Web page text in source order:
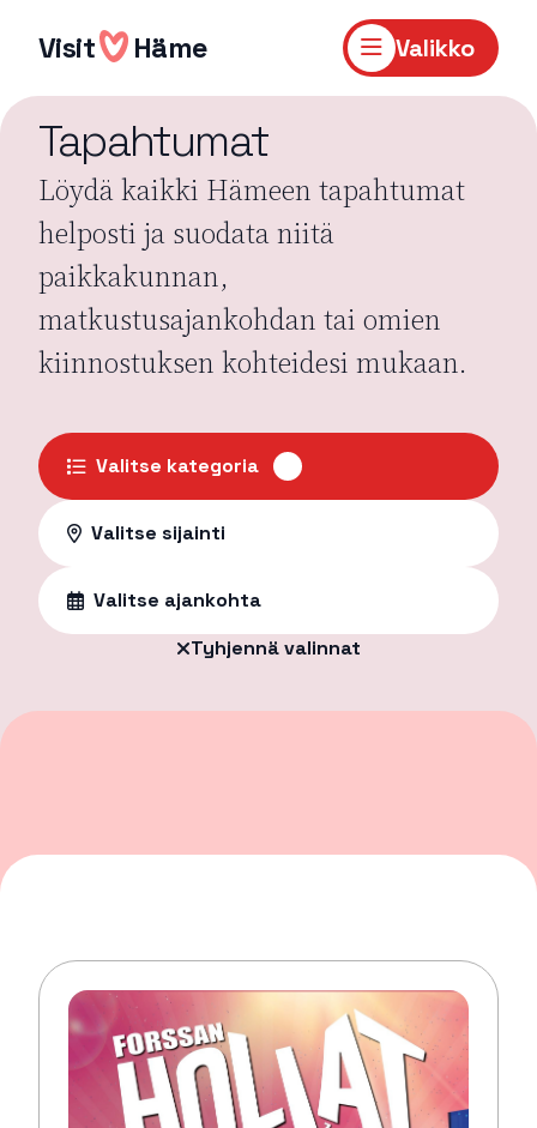
sisältöön
Visit Häme Valikko
Tapahtumat
Löydä kaikki Hämeen tapahtumat
helposti ja suodata niitä
paikkakunnan,
matkustusajankohdan tai omien
kiinnostuksen kohteidesi mukaan.
Valitse kategoria
Valitse sijainti
Valitse ajankohta
Tyhjennä valinnat